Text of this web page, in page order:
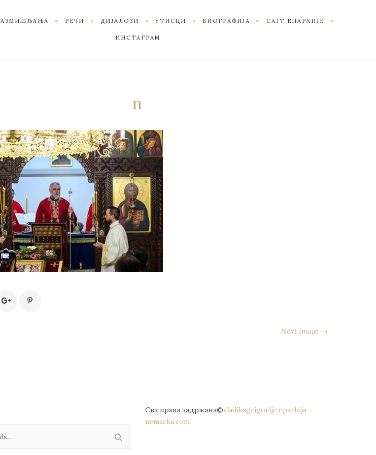
РАЗМИШЉАЊА РЕЧИ ДИЈАЛОЗИ УТИСЦИ БИОГРАФИЈА САЈТ ЕПАРХИЈЕ
ИНСТАГРАМ
n
Next Image →
Сва права задржана©vladikagrigorije.eparhija-
nemacka.com